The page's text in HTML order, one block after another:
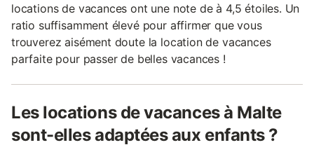
locations de vacances ont une note de à 4,5 étoiles. Un
ratio suffisamment élevé pour affirmer que vous
trouverez aisément doute la location de vacances
parfaite pour passer de belles vacances !
Les locations de vacances à Malte
sont-elles adaptées aux enfants ?